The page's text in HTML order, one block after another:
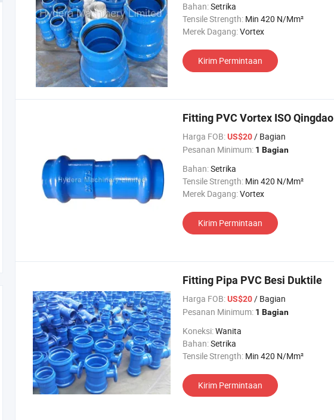
Bahan:Setrika
Tensile Strength: Min 420 N/Mm²
Merek Dagang:Vortex
Kirim Permintaan
Fitting PVC Vortex ISO Qingdao
Harga FOB:US$20/ Bagian
Pesanan Minimum: 1 Bagian
Bahan:Setrika
Tensile Strength: Min 420 N/Mm²
Merek Dagang:Vortex
Kirim Permintaan
Fitting Pipa PVC Besi Duktile
Harga FOB:US$20/ Bagian
Pesanan Minimum: 1 Bagian
Koneksi:Wanita
Bahan:Setrika
Tensile Strength: Min 420 N/Mm²
Kirim Permintaan